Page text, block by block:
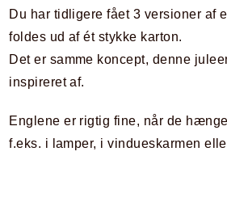
Du har tidligere fået 3 versioner af
foldes ud af ét stykke karton.
Det er samme koncept, denne
inspireret af.
Englene er rigtig fine, når de
f.eks. i lamper, i vindueskarmen